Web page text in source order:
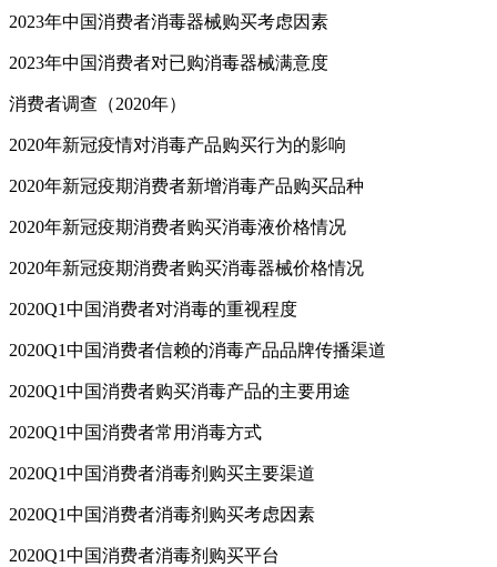
2023年中国消费者消毒器械购买考虑因素
2023年中国消费者对已购消毒器械满意度
消费者调查（2020年）
2020年新冠疫情对消毒产品购买行为的影响
2020年新冠疫期消费者新增消毒产品购买品种
2020年新冠疫期消费者购买消毒液价格情况
2020年新冠疫期消费者购买消毒器械价格情况
2020Q1中国消费者对消毒的重视程度
2020Q1中国消费者信赖的消毒产品品牌传播渠道
2020Q1中国消费者购买消毒产品的主要用途
2020Q1中国消费者常用消毒方式
2020Q1中国消费者消毒剂购买主要渠道
2020Q1中国消费者消毒剂购买考虑因素
2020Q1中国消费者消毒剂购买平台